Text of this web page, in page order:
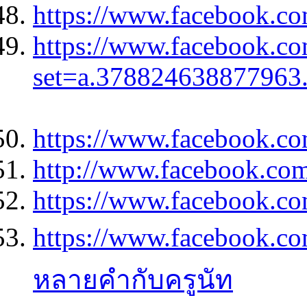
https://
https://
https://
http://
https://
https://
หลายคำกับครูนัท